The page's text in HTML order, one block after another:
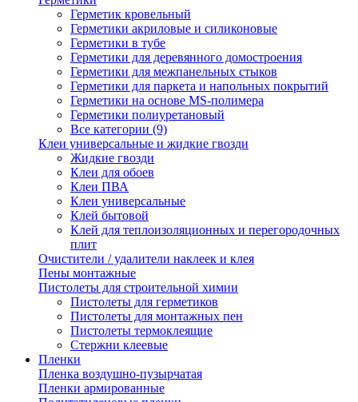
Герметик кровельный
Герметики акриловые и силиконовые
Герметики в тубе
Герметики для деревянного домостроения
Герметики для межпанельных стыков
Герметики для паркета и напольных покрытий
Герметики на основе MS-полимера
Герметики полиуретановый
Все категории (9)
Клеи универсальные и жидкие гвозди
Жидкие гвозди
Клеи для обоев
Клеи ПВА
Клеи универсальные
Клей бытовой
Клей для теплоизоляционных и перегородочных
плит
Очистители / удалители наклеек и клея
Пены монтажные
Пистолеты для строительной химии
Пистолеты для герметиков
Пистолеты для монтажных пен
Пистолеты термоклеящие
Стержни клеевые
Пленки
Пленка воздушно-пузырчатая
Пленки армированные